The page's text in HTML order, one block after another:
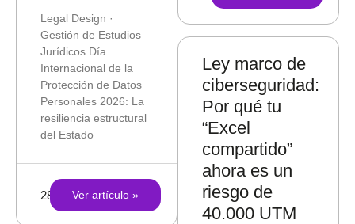
Legal Design ·
Gestión de Estudios
Jurídicos Día
Internacional de la
Protección de Datos
Personales 2026: La
resiliencia estructural
del Estado
Ver artículo »
28/01/2026
Ley marco de
ciberseguridad:
Por qué tu
“Excel
compartido”
ahora es un
riesgo de
40.000 UTM